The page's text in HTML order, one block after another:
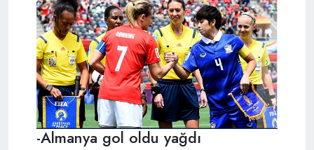
-Almanya gol oldu yağdı